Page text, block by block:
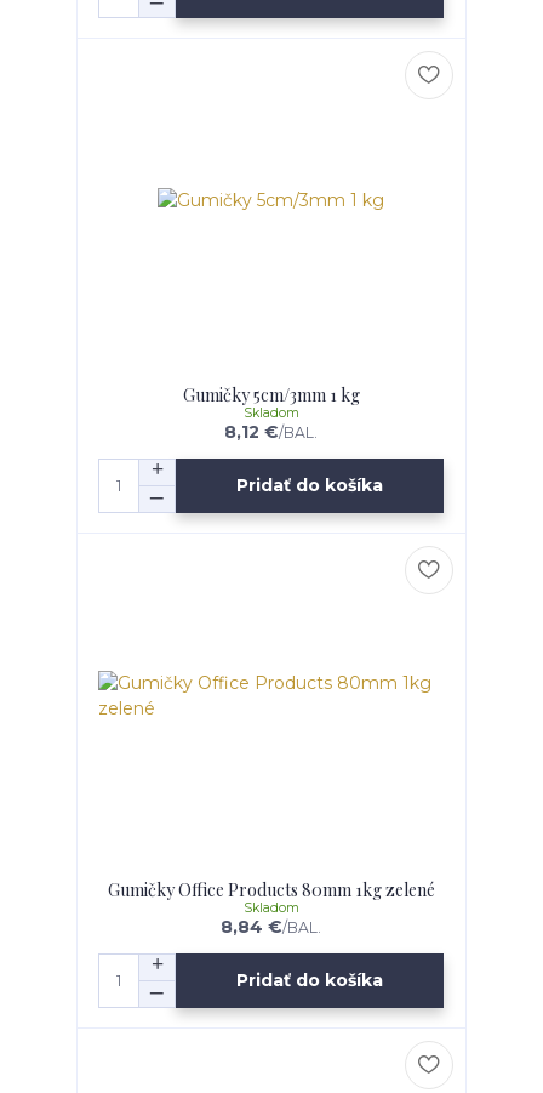
Gumičky 5cm/3mm 1 kg
8,12 €/BAL.
Skladom
Pridať do košíka
Gumičky Office Products 80mm 1kg zelené
8,84 €/BAL.
Skladom
Pridať do košíka